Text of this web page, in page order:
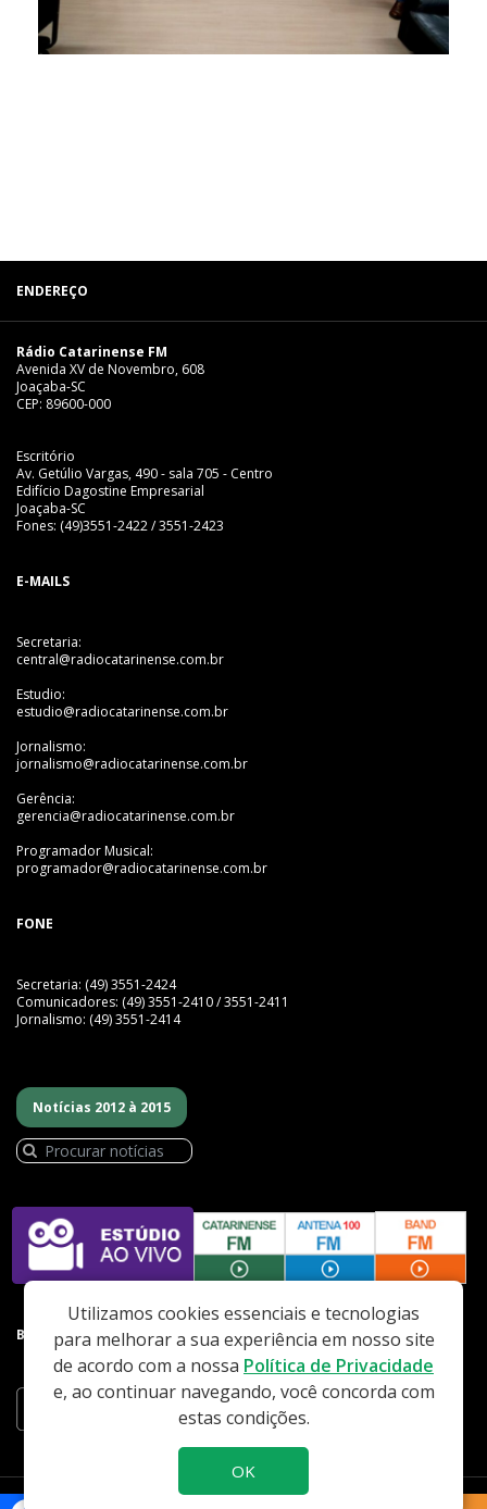
ENDEREÇO
Rádio Catarinense FM
Avenida XV de Novembro, 608
Joaçaba-SC
CEP: 89600-000
Escritório
Av. Getúlio Vargas, 490 - sala 705 - Centro
Edifício Dagostine Empresarial
Joaçaba-SC
Fones: (49)3551-2422 / 3551-2423
E-MAILS
Secretaria:
central@radiocatarinense.com.br
Estudio:
estudio@radiocatarinense.com.br
Jornalismo:
jornalismo@radiocatarinense.com.br
Gerência:
gerencia@radiocatarinense.com.br
Programador Musical:
programador@radiocatarinense.com.br
FONE
Secretaria: (49) 3551-2424
Comunicadores: (49) 3551-2410 / 3551-2411
Jornalismo: (49) 3551-2414
Notícias 2012 à 2015
BAIXE NOSSO APP
Utilizamos cookies essenciais e tecnologias
para melhorar a sua experiência em nosso site
de acordo com a nossa Política de Privacidade
e, ao continuar navegando, você concorda com
estas condições.
OK